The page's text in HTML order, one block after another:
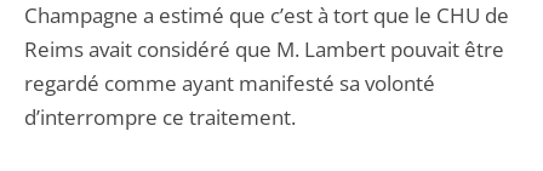
Champagne a estimé que c’est à tort que le CHU de
Reims avait considéré que M. Lambert pouvait être
regardé comme ayant manifesté sa volonté
d’interrompre ce traitement.